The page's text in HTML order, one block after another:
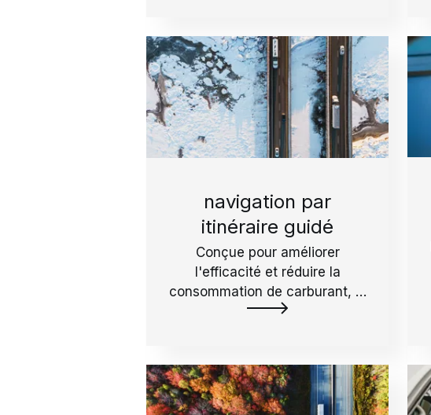
navigation par
itinéraire guidé
Conçue pour améliorer
l'efficacité et réduire la
consommation de carburant, la
navigation guidée AMCS offre